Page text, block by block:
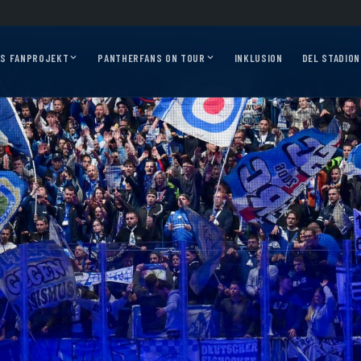
FANPROJEKT PANTHERFANS ON TOUR INKLUSION DEL
2026/27?